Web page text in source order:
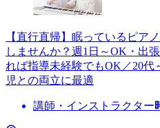
【直行直帰】眠っているピア
しませんか？週1日～OK・出
れば指導未経験でもOK／20代
児との両立に最適
講師・インストラクター